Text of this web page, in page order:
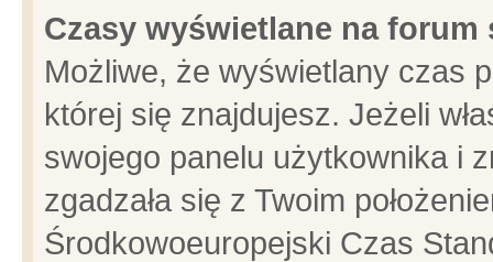
Czasy wyświetlane na forum
Możliwe, że wyświetlany czas
której się znajdujesz. Jeżeli
swojego panelu użytkownika i
zgadzała się z Twoim
Środkowoeuropejski Czas